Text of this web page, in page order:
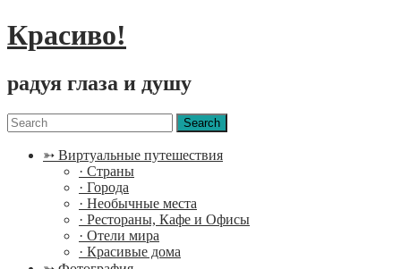
Красиво!
радуя глаза и душу
Menu
Search
for:
➳ Виртуальные путешествия
· Страны
· Города
· Необычные места
· Рестораны, Кафе и Офисы
· Отели мира
· Красивые дома